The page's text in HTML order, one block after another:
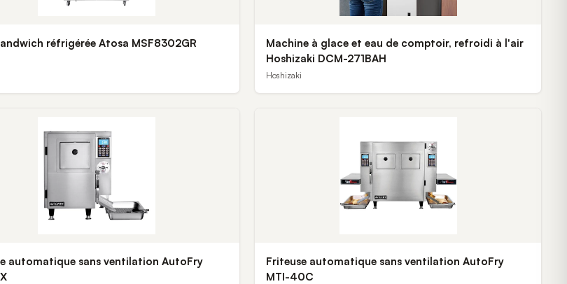
réfrigérée Atosa MSF8302GR
Machine à glace et eau de comptoir, refroidi à l'air
Hoshizaki DCM-271BAH
Hoshizaki
automatique sans ventilation AutoFry
Friteuse automatique sans ventilation AutoFry
MTI-40C